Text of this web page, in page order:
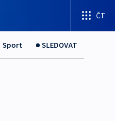
ČT
Sport SLEDOVAT